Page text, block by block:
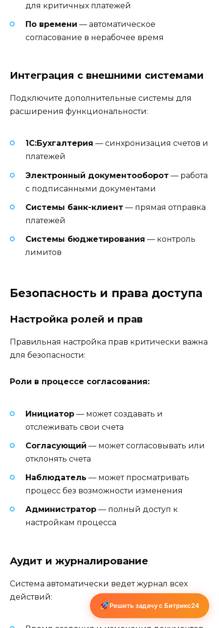
для критичных платежей
По времени — автоматическое
согласование в нерабочее время
Интеграция с внешними системами
Подключите дополнительные системы для
расширения функциональности:
1С:Бухгалтерия — синхронизация счетов и
платежей
Электронный документооборот — работа
с подписанными документами
Системы банк-клиент — прямая отправка
платежей
Системы бюджетирования — контроль
лимитов
Безопасность и права доступа
Настройка ролей и прав
Правильная настройка прав критически важна
для безопасности:
Роли в процессе согласования:
Инициатор — может создавать и
отслеживать свои счета
Согласующий — может согласовывать или
отклонять счета
Наблюдатель — может просматривать
процесс без возможности изменения
Администратор — полный доступ к
настройкам процесса
Аудит и журналирование
Система автоматически ведет журнал всех
действий:
Решить задачу с Битрикс24